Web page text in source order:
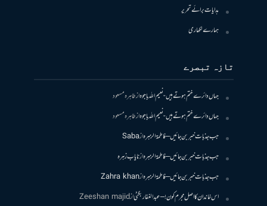
ہدایات برائے تحریر
ہمارے لکھاری
تازہ تبصرے
جہاں دائرے ختم ہوتے ہیں- نعیم اللہ باجوہازطاہرہ مسعود
جہاں دائرے ختم ہوتے ہیں- نعیم اللہ باجوہازطاہرہ مسعود
جب جذبات خبر بن جائیں – فاطمۃالزہرہازSaba
جب جذبات خبر بن جائیں – فاطمۃالزہرہازنایاب زہرہ
جب جذبات خبر بن جائیں – فاطمۃالزہرہازZahra khan
اس خاندان کا اصل مجرم کون! – عبدالغفار بگٹیازZeeshan majid